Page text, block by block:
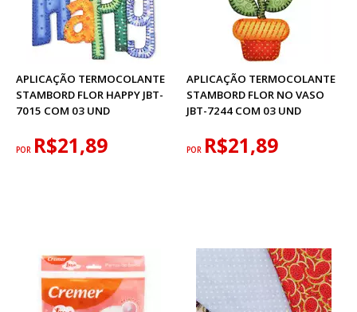
APLICAÇÃO TERMOCOLANTE
STAMBORD FLOR HAPPY JBT-
7015 COM 03 UND
POR R$21,89
APLICAÇÃO TERMOCOLANTE
STAMBORD FLOR NO VASO
JBT-7244 COM 03 UND
POR R$21,89